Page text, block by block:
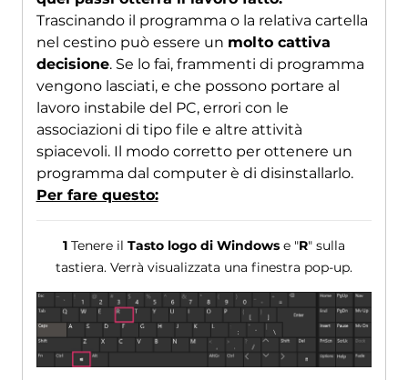
Trascinando il programma o la relativa cartella
nel cestino può essere un molto cattiva
decisione. Se lo fai, frammenti di programma
vengono lasciati, e che possono portare al
lavoro instabile del PC, errori con le
associazioni di tipo file e altre attività
spiacevoli. Il modo corretto per ottenere un
programma dal computer è di disinstallarlo.
Per fare questo:
1Tenere il Tasto logo di Windowse "R" sulla
tastiera. Verrà visualizzata una finestra pop-up.